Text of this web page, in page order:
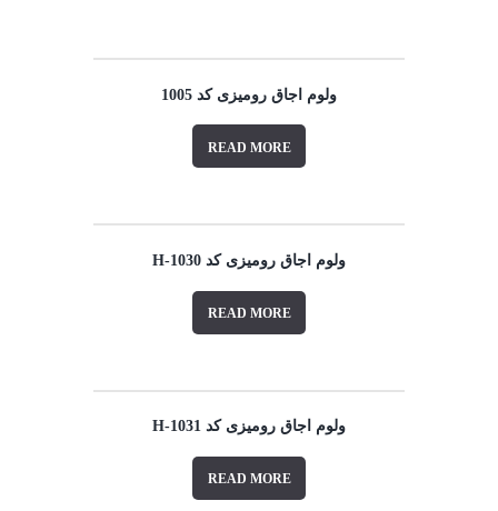
ولوم اجاق رومیزی کد 1005
READ MORE
ولوم اجاق رومیزی کد 1030-H
READ MORE
ولوم اجاق رومیزی کد 1031-H
READ MORE